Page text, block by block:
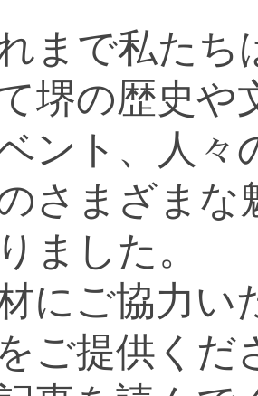
まで私たち
堺の歴史や
ント、人々
さまざまな
ました。
にご協力い
ご提供くだ